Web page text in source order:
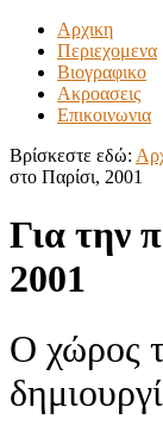
Αρχικη
Περιεχομενα
Βιογραφικο
Ακροασεις
Επικοινωνια
Βρίσκεστε εδώ:
στο Παρίσι, 2001
Για την
2001
Ο χώρος